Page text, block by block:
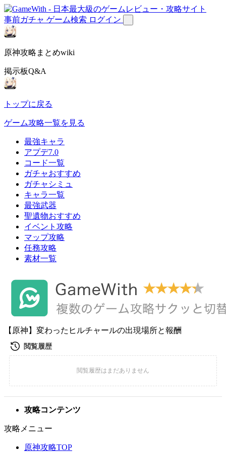
事前ガチャ ゲーム検索 ログイン
原神攻略まとめwiki
掲示板Q&A
トップに戻る
ゲーム攻略一覧を見る
最強キャラ
アプデ7.0
コード一覧
ガチャおすすめ
ガチャシミュ
キャラ一覧
最強武器
聖遺物おすすめ
イベント攻略
マップ攻略
任務攻略
素材一覧
【原神】変わったヒルチャールの出現場所と報酬
攻略コンテンツ
攻略メニュー
原神攻略TOP